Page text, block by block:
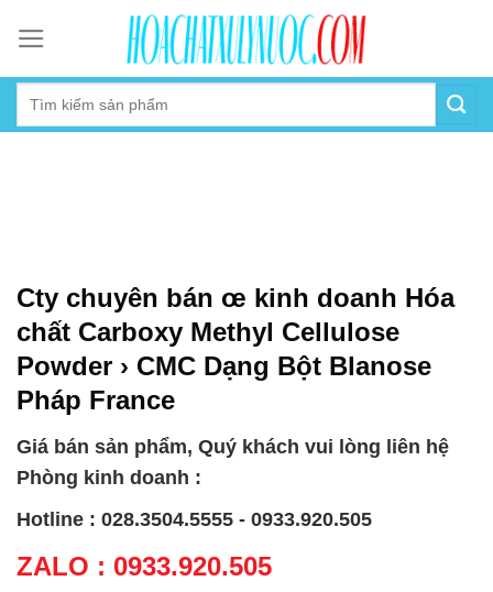
content
Cty chuyên bán œ kinh doanh Hóa
chất Carboxy Methyl Cellulose
Powder › CMC Dạng Bột Blanose
Pháp France
Giá bán sản phẩm, Quý khách vui lòng liên hệ
Phòng kinh doanh :
Hotline : 028.3504.5555 - 0933.920.505
ZALO : 0933.920.505